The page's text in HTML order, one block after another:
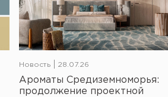
Новость 28.07.26
Ароматы Средиземноморья:
продолжение проектной